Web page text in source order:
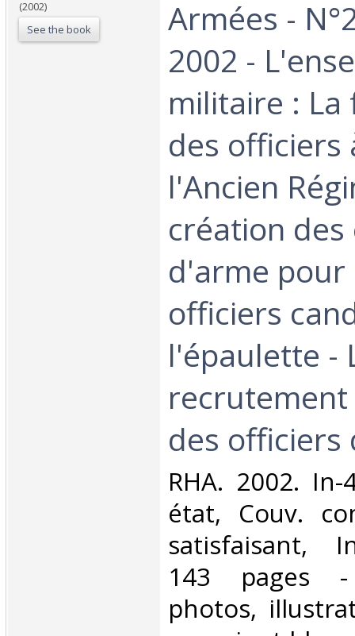
(2002)
See the book
Armées -
2002 -
militaire :
des officiers
l'Ancien
création des
d'arme pour
officiers
l'épaulette -
des officiers
‎RHA. 2002.
état, Couv.
satisfaisant,
143 pages -
photos,